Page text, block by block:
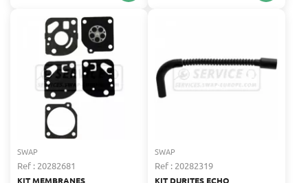
SWAP
Ref : 20282681
KIT MEMBRANES
SWAP
Ref : 20282319
KIT DURITES ECHO